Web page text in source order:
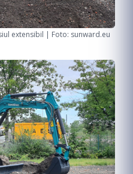
extensibil | Foto: sunward.eu